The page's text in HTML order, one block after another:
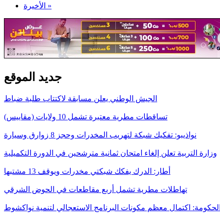
الأخيرة »
جديد الموقع
الجيش الوطني يعلن مسابقة لاكتتاب طلبة ضباط
تساقطات مطرية معتبرة تشمل 10 ولايات (مقاييس)
نواذيبو: تفكيك شبكة لتهريب المخدرات وحجز 8 زوارق وسيارة
وزارة التربية تعلن إلغاء امتحان ثمانية مترشحين في الدورة التكميلية
أطار: الدرك يفكك شبكتي مخدرات ويوقف 13 مشتبها
تهاطلات مطرية تشمل أربع مقاطعات في الحوض الشرقي
اكتمال معظم مكونات البرنامج الاستعجالي لتنمية نواكشوط